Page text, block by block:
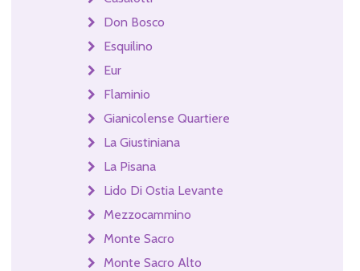
Don Bosco
Esquilino
Eur
Flaminio
Gianicolense Quartiere
La Giustiniana
La Pisana
Lido Di Ostia Levante
Mezzocammino
Monte Sacro
Monte Sacro Alto